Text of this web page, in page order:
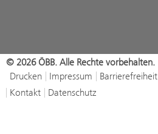
© 2026 ÖBB. Alle Rechte vorbehalten.
Drucken
Impressum Barrierefreiheit
Kontakt
Datenschutz